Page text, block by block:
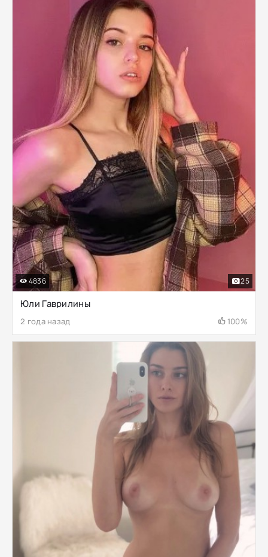
Юли Гаврилины
2 года назад 100%
4836 25